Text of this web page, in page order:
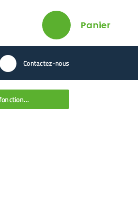
Panier
Contactez-nous
Nettoyant Multifonction Net' Spray 300 - 750 ml